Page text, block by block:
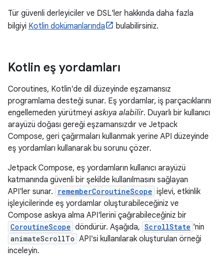
Tür güvenli derleyiciler ve DSL'ler hakkında daha fazla
bilgiyi Kotlin dokümanlarında bulabilirsiniz.
Kotlin eş yordamları
Coroutines, Kotlin'de dil düzeyinde eşzamansız
programlama desteği sunar. Eş yordamlar, iş parçacıklarını
engellemeden yürütmeyi askıya alabilir. Duyarlı bir kullanıcı
arayüzü doğası gereği eşzamansızdır ve Jetpack
Compose, geri çağırmaları kullanmak yerine API düzeyinde
eş yordamları kullanarak bu sorunu çözer.
Jetpack Compose, eş yordamların kullanıcı arayüzü
katmanında güvenli bir şekilde kullanılmasını sağlayan
API'ler sunar.
rememberCoroutineScope işlevi, etkinlik
işleyicilerinde eş yordamlar oluşturabileceğiniz ve
Compose askıya alma API'lerini çağırabileceğiniz bir
CoroutineScope döndürür. Aşağıda, ScrollState 'nin
animateScrollTo API'si kullanılarak oluşturulan örneği
inceleyin.